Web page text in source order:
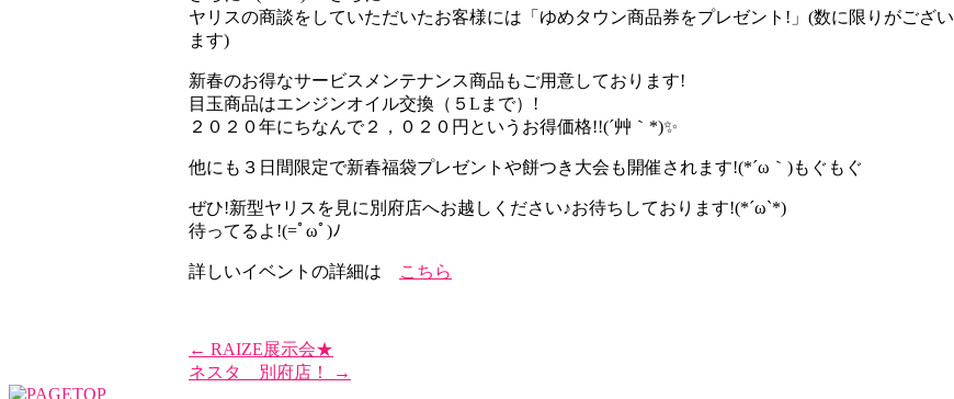
ヤリスの商談をしていただいたお客様には「ゆめタウン商品券をプレゼント!」(数に限りがござい
ます)
新春のお得なサービスメンテナンス商品もご用意しております!
目玉商品はエンジンオイル交換（５Lまで）!
２０２０年にちなんで２，０２０円というお得価格!!(´艸｀*)✨
他にも３日間限定で新春福袋プレゼントや餅つき大会も開催されます!(*´ω｀)もぐもぐ
ぜひ!新型ヤリスを見に別府店へお越しください♪お待ちしております!(*´ω`*)
待ってるよ!(=ﾟωﾟ)ﾉ
詳しいイベントの詳細は こちら
← RAIZE展示会★
ネスタ 別府店！
→